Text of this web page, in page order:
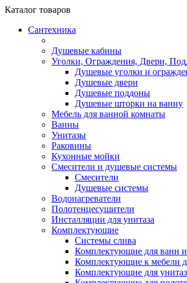
Каталог товаров
Сантехника
Душевые кабины
Уголки, Ограждения, Двери,
Душевые уголки и
Душевые двери
Душевые поддоны
Душевые шторки на ванну
Мебель для ванной комнаты
Ванны
Унитазы
Раковины
Кухонные мойки
Смесители и душевые системы
Смесители
Душевые системы
Водонагреватели
Полотенцесушители
Инсталляции для унитаза
Комплектующие
Системы слива
Комплектующие для ванн
Комплектующие к мебели
Комплектующие для